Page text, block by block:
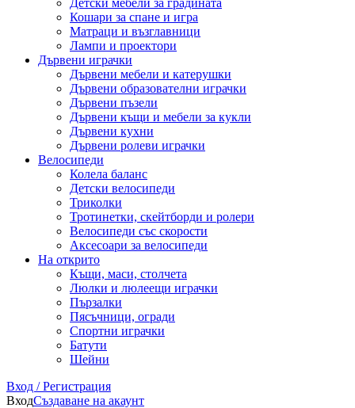
Детски мебели за градината
Кошари за спане и игра
Матраци и възглавници
Лампи и проектори
Дървени играчки
Дървени мебели и катерушки
Дървени образователни играчки
Дървени пъзели
Дървени къщи и мебели за кукли
Дървени кухни
Дървени ролеви играчки
Велосипеди
Колела баланс
Детски велосипеди
Триколки
Тротинетки, скейтборди и ролери
Велосипеди със скорости
Аксесоари за велосипеди
На открито
Къщи, маси, столчета
Люлки и люлеещи играчки
Пързалки
Пясъчници, огради
Спортни играчки
Батути
Шейни
Вход / Регистрация
ВходСъздаване на акаунт